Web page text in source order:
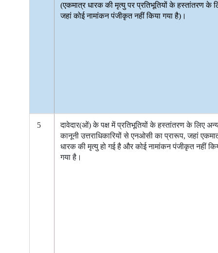
(एकमात्र धारक की मृत्यु पर प्रतिभूतियों के हस्तांतरण के
जहां कोई नामांकन पंजीकृत नहीं किया गया है)।
5
दावेदार(ओं) के पक्ष में प्रतिभूतियों के हस्तांतरण के लिए
कानूनी उत्तराधिकारियों से एनओसी का प्रारूप, जहां
धारक की मृत्यु हो गई है और कोई नामांकन पंजीकृत नहीं
गया है।